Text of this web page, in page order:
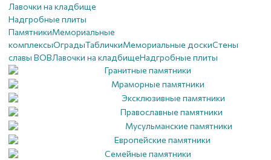
Лавочки на кладбище
Надгробные плиты
ПамятникиМемориальные
комплексыОградыТабличкиМемориальные доскиСтены
славы ВОВЛавочки на кладбищеНадгробные плиты
Гранитные памятники
Мраморные памятники
Эксклюзивные памятники
Православные памятники
Мусульманские памятники
Европейские памятники
Семейные памятники